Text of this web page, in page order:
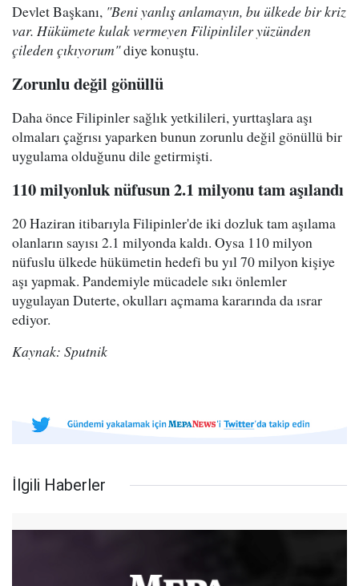
Devlet Başkanı, "Beni yanlış anlamayın, bu ülkede bir kriz
var. Hükümete kulak vermeyen Filipinliler yüzünden
çileden çıkıyorum"diye konuştu.
Zorunlu değil gönüllü
Daha önce Filipinler sağlık yetkilileri, yurttaşlara aşı
olmaları çağrısı yaparken bunun zorunlu değil gönüllü bir
uygulama olduğunu dile getirmişti.
110 milyonluk nüfusun 2.1 milyonu tam aşılandı
20 Haziran itibarıyla Filipinler'de iki dozluk tam aşılama
olanların sayısı 2.1 milyonda kaldı. Oysa 110 milyon
nüfuslu ülkede hükümetin hedefi bu yıl 70 milyon kişiye
aşı yapmak. Pandemiyle mücadele sıkı önlemler
uygulayan Duterte, okulları açmama kararında da ısrar
ediyor.
Kaynak: Sputnik
İlgili Haberler